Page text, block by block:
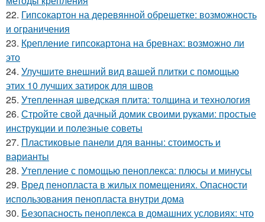
22. Гипсокартон на деревянной обрешетке: возможность
и ограничения
23. Крепление гипсокартона на бревнах: возможно ли
это
24. Улучшите внешний вид вашей плитки с помощью
этих 10 лучших затирок для швов
25. Утепленная шведская плита: толщина и технология
26. Стройте свой дачный домик своими руками: простые
инструкции и полезные советы
27. Пластиковые панели для ванны: стоимость и
варианты
28. Утепление с помощью пеноплекса: плюсы и минусы
29. Вред пенопласта в жилых помещениях. Опасности
использования пенопласта внутри дома
30. Безопасность пеноплекса в домашних условиях: что